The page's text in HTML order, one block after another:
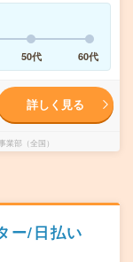
50代 60代
詳しく見る
部（全国）
ー/日払い